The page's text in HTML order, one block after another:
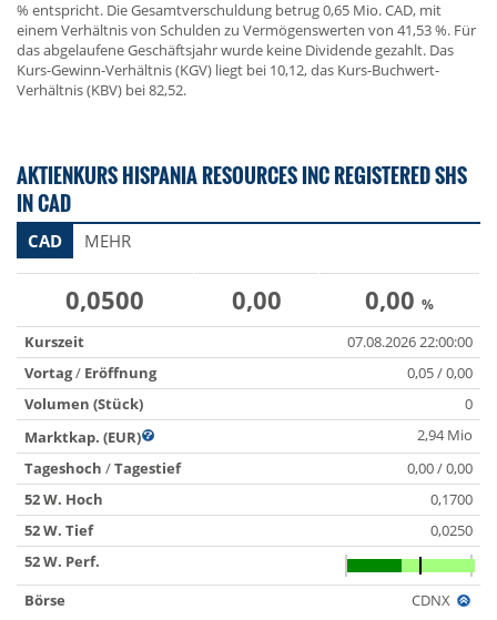
% entspricht. Die Gesamtverschuldung betrug 0,65 Mio. CAD, mit
einem Verhältnis von Schulden zu Vermögenswerten von 41,53 %. Für
das abgelaufene Geschäftsjahr wurde keine Dividende gezahlt. Das
Kurs-Gewinn-Verhältnis (KGV) liegt bei 10,12, das Kurs-Buchwert-
Verhältnis (KBV) bei 82,52.
AKTIENKURS HISPANIA RESOURCES INC REGISTERED SHS
IN CAD
CAD MEHR
0,0500 0,00 0,00 %
Kurszeit
07.08.2026 22:00:00
Vortag/ Eröffnung
0,05 / 0,00
Volumen (Stück)
0
Marktkap. (EUR)
2,94 Mio
Tageshoch /Tagestief
0,00 / 0,00
52 W. Hoch
0,1700
52 W. Tief
0,0250
52 W. Perf.
Börse
CDNX